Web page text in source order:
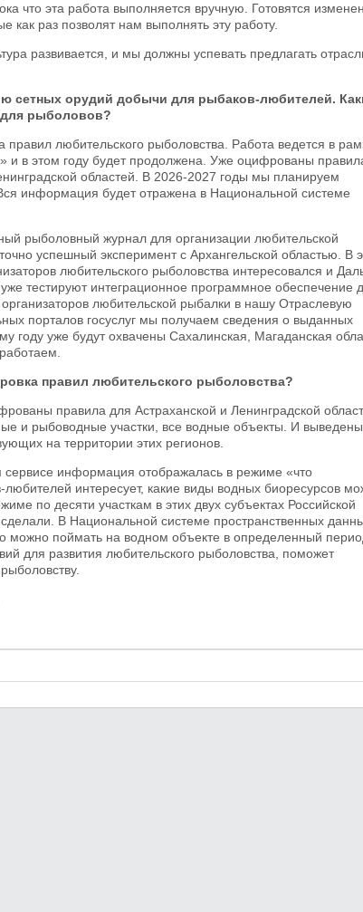
что эта работа выполняется вручную. Готовятся
как раз позволят нам выполнять эту работу.
развивается, и мы должны успевать предлагать
сетных орудий добычи для рыбаков-любителей.
рыболовов?
любительского рыболовства. Работа ведется в
и в этом году будет продолжена. Уже оцифрованы
областей. В 2026-2027 годы мы планируем
информация будет отражена в Национальной системе
рыболовный журнал для организации любительской
успешный эксперимент с Архангельской областью. В
любительского рыболовства интересовался и
тестируют интеграционное программное обеспечение
любительской рыбалки в нашу Отраслевую
порталов госуслуг мы получаем сведения о выданных
году уже будут охвачены Сахалинская, Магаданская
правил любительского рыболовства?
правила для Астраханской и Ленинградской
и рыбоводные участки, все водные объекты. И выведены
на территории этих регионов.
информация отображалась в режиме «что
интересует, какие виды водных биоресурсов
по десяти участкам в этих двух субъектах Российской
В Национальной системе пространственных
можно поймать на водном объекте в определенный
для развития любительского рыболовства, поможет